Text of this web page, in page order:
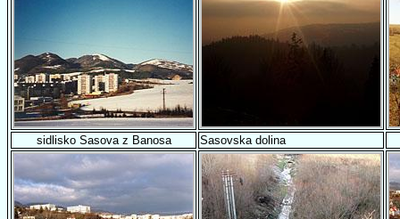
sidlisko Sasova z Banosa Sasovska dolina